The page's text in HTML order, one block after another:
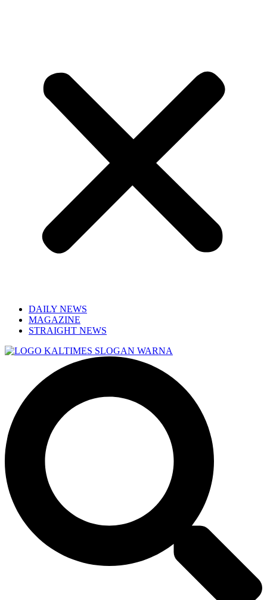
DAILY NEWS
MAGAZINE
STRAIGHT NEWS